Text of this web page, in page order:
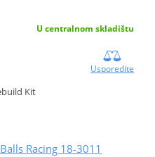
U centralnom skladištu
Usporedite
Kit
Racing 18-3011